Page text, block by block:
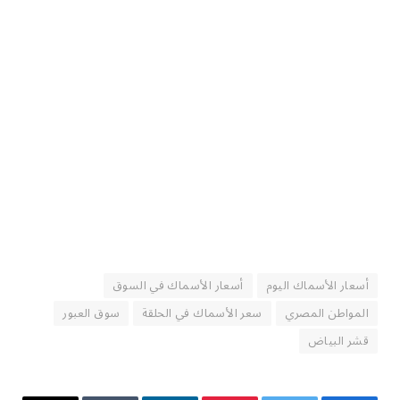
أسعار الأسماك اليوم
أسعار الأسماك في السوق
المواطن المصري
سعر الأسماك في الحلقة
سوق العبور
قشر البياض